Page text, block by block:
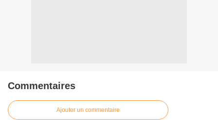
Commentaires
Ajouter un commentaire